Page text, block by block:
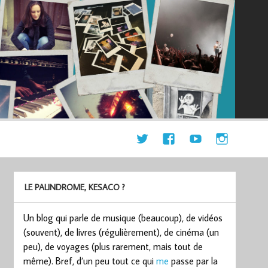
LE PALINDROME, KESACO ?
Un blog qui parle de musique (beaucoup), de vidéos
(souvent), de livres (régulièrement), de cinéma (un
peu), de voyages (plus rarement, mais tout de
même). Bref, d’un peu tout ce quime passe par la